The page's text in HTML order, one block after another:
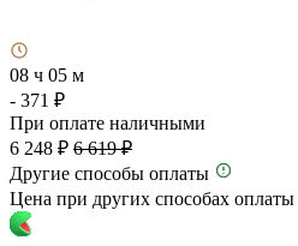
08 ч 05 м
- 371 ₽
При оплате наличными
6 248 ₽ 6 619 ₽
Другие способы оплаты
Цена при других способах оплаты